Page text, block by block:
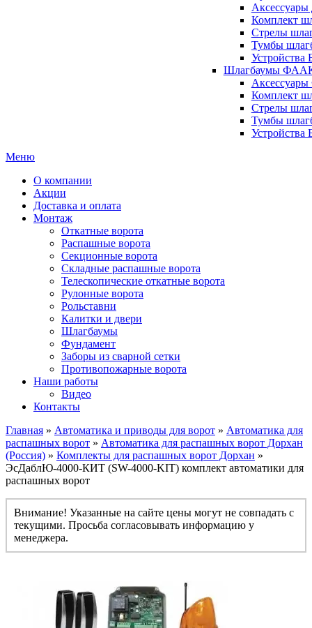
Комплект
Стрелы
Тумбы
Устройства
Шлагбаумы ФААК
Комплект
Стрелы
Тумбы
Меню
О компании
Акции
Доставка и оплата
Монтаж
Откатные ворота
Распашные ворота
Секционные ворота
Складные распашные ворота
Телескопические откатные ворота
Рулонные ворота
Рольставни
Калитки и двери
Шлагбаумы
Фундамент
Заборы из сварной сетки
Противопожарные ворота
Наши работы
Видео
Контакты
Главная » Автоматика и приводы для ворот » Автоматика для
распашных ворот » Автоматика для распашных ворот Дорхан
(Россия) » Комплекты для распашных ворот Дорхан »
ЭсДаблЮ-4000-КИТ (SW-4000-KIT) комплект автоматики для
распашных ворот
Внимание! Указанные на сайте цены могут не совпадать с
текущими. Просьба согласовывать информацию у
менеджера.